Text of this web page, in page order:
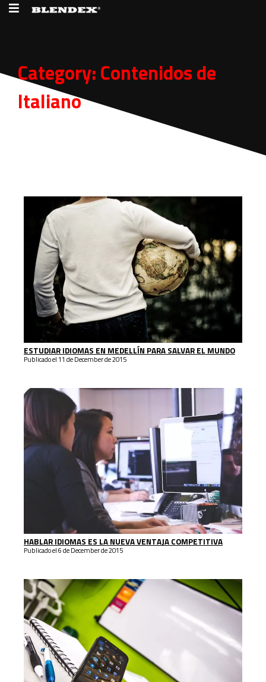
Category:Contenidos de
Italiano
ESTUDIAR IDIOMAS EN MEDELLÍN PARA SALVAR EL MUNDO
Publicado el 11 de December de 2015
HABLAR IDIOMAS ES LA NUEVA VENTAJA COMPETITIVA
Publicado el 6 de December de 2015